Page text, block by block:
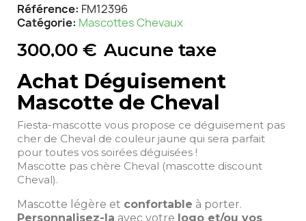
Référence FM12396
Catégorie Mascottes Chevaux
300,00 € Aucune taxe
Achat Déguisement
Mascotte de Cheval
Fiesta-mascotte vous propose ce déguisement pas
cher de Cheval de couleur jaune qui sera parfait
pour toutes vos soirées déguisées !
Mascotte pas chère Cheval (mascotte discount
Cheval).
Mascotte légère et confortable à porter.
Personnalisez-la avec votre logo et/ou vos